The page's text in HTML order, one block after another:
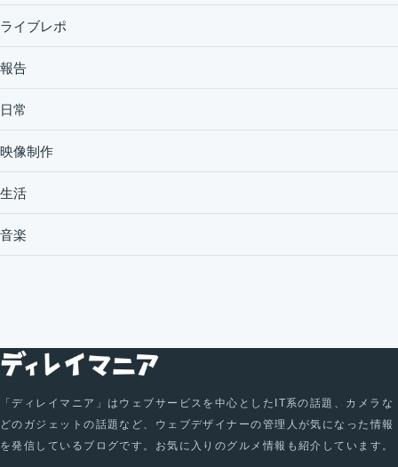
ライブレポ
報告
日常
映像制作
生活
音楽
「ディレイマニア」はウェブサービスを中心としたIT系の話題、カメラな
どのガジェットの話題など、ウェブデザイナーの管理人が気になった情報
を発信しているブログです。お気に入りのグルメ情報も紹介しています。